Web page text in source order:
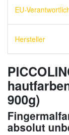
EU-
Hersteller
900g)
absolut